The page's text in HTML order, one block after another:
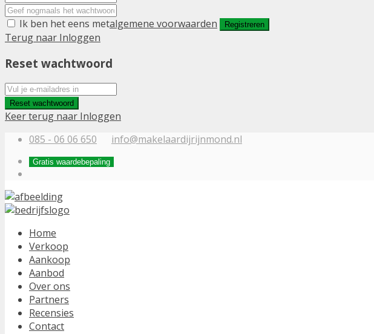
Ik ben het eens metalgemene voorwaarden Registreren
Terug naar Inloggen
Reset wachtwoord
Reset wachtwoord
Keer terug naar Inloggen
085 - 06 06 650
info@makelaardijrijnmond.nl
Gratis waardebepaling
Home
Verkoop
Aankoop
Aanbod
Over ons
Partners
Recensies
Contact